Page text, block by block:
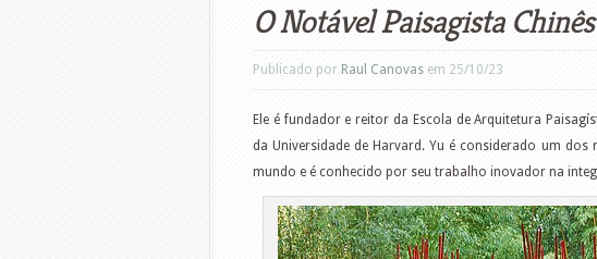
O Notável Paisagista
Publicado por Raul Canovas em 25/10/23
Ele é fundador e reitor da Escola de Arquitetura
da Universidade de Harvard. Yu é considerado um
mundo e é conhecido por seu trabalho inovador na